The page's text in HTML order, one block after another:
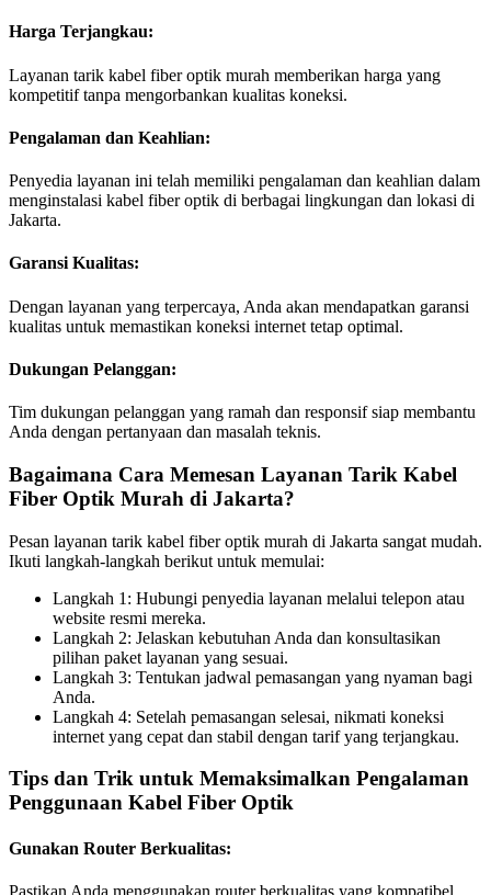
Harga Terjangkau:
Layanan tarik kabel fiber optik murah memberikan harga yang
kompetitif tanpa mengorbankan kualitas koneksi.
Pengalaman dan Keahlian:
Penyedia layanan ini telah memiliki pengalaman dan keahlian dalam
menginstalasi kabel fiber optik di berbagai lingkungan dan lokasi di
Jakarta.
Garansi Kualitas:
Dengan layanan yang terpercaya, Anda akan mendapatkan garansi
kualitas untuk memastikan koneksi internet tetap optimal.
Dukungan Pelanggan:
Tim dukungan pelanggan yang ramah dan responsif siap membantu
Anda dengan pertanyaan dan masalah teknis.
Bagaimana Cara Memesan Layanan Tarik Kabel
Fiber Optik Murah di Jakarta?
Pesan layanan tarik kabel fiber optik murah di Jakarta sangat mudah.
Ikuti langkah-langkah berikut untuk memulai:
Langkah 1: Hubungi penyedia layanan melalui telepon atau
website resmi mereka.
Langkah 2: Jelaskan kebutuhan Anda dan konsultasikan
pilihan paket layanan yang sesuai.
Langkah 3: Tentukan jadwal pemasangan yang nyaman bagi
Anda.
Langkah 4: Setelah pemasangan selesai, nikmati koneksi
internet yang cepat dan stabil dengan tarif yang terjangkau.
Tips dan Trik untuk Memaksimalkan Pengalaman
Penggunaan Kabel Fiber Optik
Gunakan Router Berkualitas:
Pastikan Anda menggunakan router berkualitas yang kompatibel